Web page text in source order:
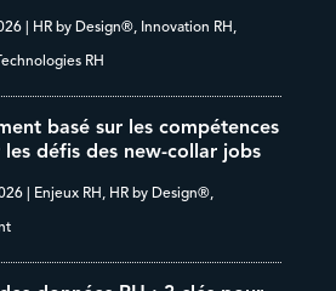
| HR by Design®, Innovation RH,
RH
basé sur les compétences
les défis des new-collar jobs
| Enjeux RH, HR by Design®,